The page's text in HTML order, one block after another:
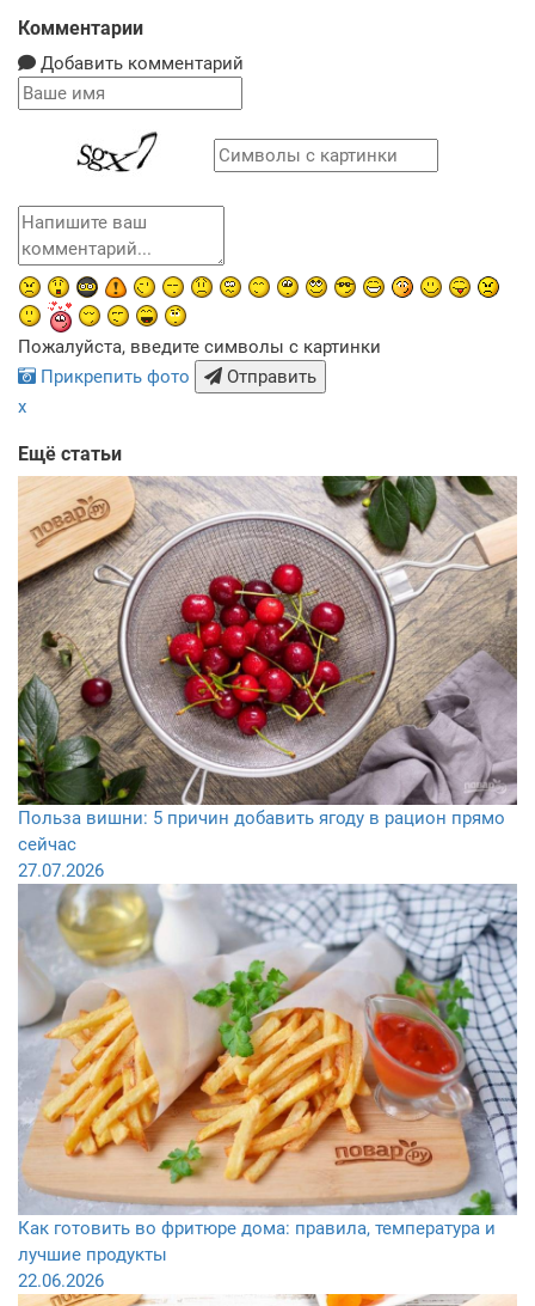
Комментарии
Добавить комментарий
Пожалуйста, введите символы с картинки
Прикрепить фото
Отправить
x
Ещё статьи
Польза вишни: 5 причин добавить ягоду в рацион прямо
сейчас
27.07.2026
Как готовить во фритюре дома: правила, температура и
лучшие продукты
22.06.2026